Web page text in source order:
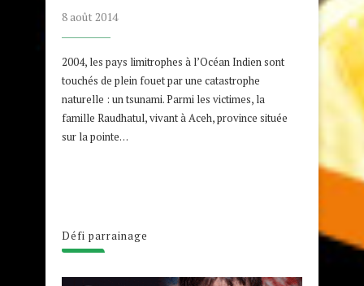
8 août 2014
2004, les pays limitrophes à l’Océan Indien sont
touchés de plein fouet par une catastrophe
naturelle : un tsunami. Parmi les victimes, la
famille Raudhatul, vivant à Aceh, province située
sur la pointe…
Défi parrainage